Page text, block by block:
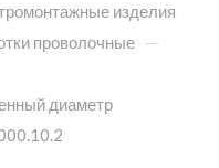
изделия
проволочные —
диаметр